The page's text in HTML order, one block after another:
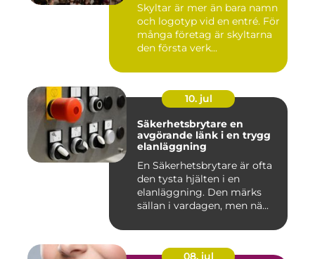
Skyltar är mer än bara namn
och logotyp vid en entré. För
många företag är skyltarna
den första verk...
10. jul
Säkerhetsbrytare en
avgörande länk i en trygg
elanläggning
En Säkerhetsbrytare är ofta
den tysta hjälten i en
elanläggning. Den märks
sällan i vardagen, men nä...
08. jul